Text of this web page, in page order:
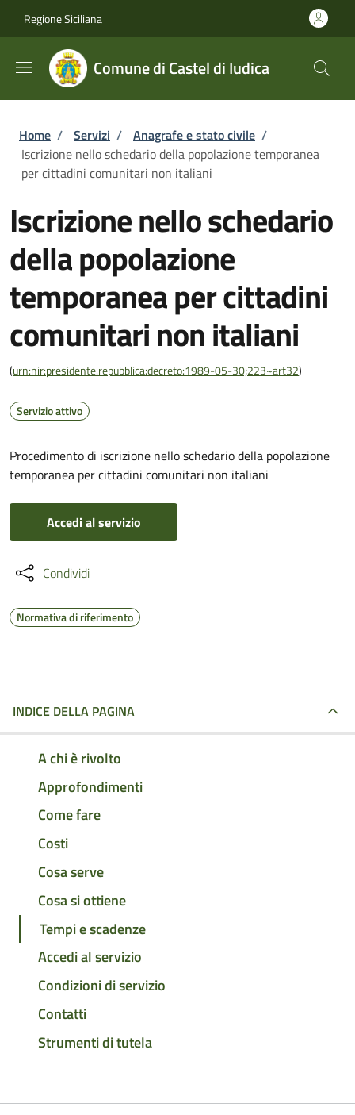
Regione Siciliana
Comune di Castel di Iudica
Briciole di pane
Home / Servizi / Anagrafe e stato civile /
Iscrizione nello schedario della popolazione temporanea
per cittadini comunitari non italiani
Iscrizione nello schedario
della popolazione
temporanea per cittadini
comunitari non italiani
(urn:nir:presidente.repubblica:decreto:1989-05-30;223~art32)
Servizio attivo
Procedimento di iscrizione nello schedario della popolazione
temporanea per cittadini comunitari non italiani
Accedi al servizio
Condividi
Normativa di riferimento
INDICE DELLA PAGINA
A chi è rivolto
Approfondimenti
Come fare
Costi
Cosa serve
Cosa si ottiene
Tempi e scadenze
Accedi al servizio
Condizioni di servizio
Contatti
Strumenti di tutela